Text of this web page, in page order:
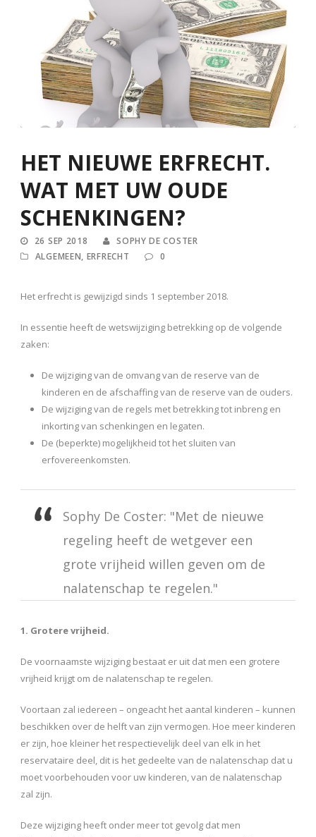
HET NIEUWE ERFRECHT.
WAT MET UW OUDE
SCHENKINGEN?
26 SEP 2018
SOPHY DE COSTER
ALGEMEEN, ERFRECHT 0
Het erfrecht is gewijzigd sinds 1 september 2018.
In essentie heeft de wetswijziging betrekking op de volgende
zaken:
De wijziging van de omvang van de reserve van de
kinderen en de afschaffing van de reserve van de ouders.
De wijziging van de regels met betrekking tot inbreng en
inkorting van schenkingen en legaten.
De (beperkte) mogelijkheid tot het sluiten van
erfovereenkomsten.
Sophy De Coster: "Met de nieuwe
regeling heeft de wetgever een
grote vrijheid willen geven om de
nalatenschap te regelen."
1. Grotere vrijheid.
De voornaamste wijziging bestaat er uit dat men een grotere
vrijheid krijgt om de nalatenschap te regelen.
Voortaan zal iedereen – ongeacht het aantal kinderen – kunnen
beschikken over de helft van zijn vermogen. Hoe meer kinderen
er zijn, hoe kleiner het respectievelijk deel van elk in het
reservataire deel, dit is het gedeelte van de nalatenschap dat u
moet voorbehouden voor uw kinderen, van de nalatenschap
zal zijn.
Deze wijziging heeft onder meer tot gevolg dat men